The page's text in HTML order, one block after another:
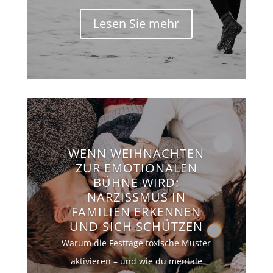
Lesen Sie mehr
WENN WEIHNACHTEN
ZUR EMOTIONALEN
BÜHNE WIRD:
NARZISSMUS IN
FAMILIEN ERKENNEN
UND SICH SCHÜTZEN
Warum die Festtage toxische Muster
aktivieren – und wie du mentale